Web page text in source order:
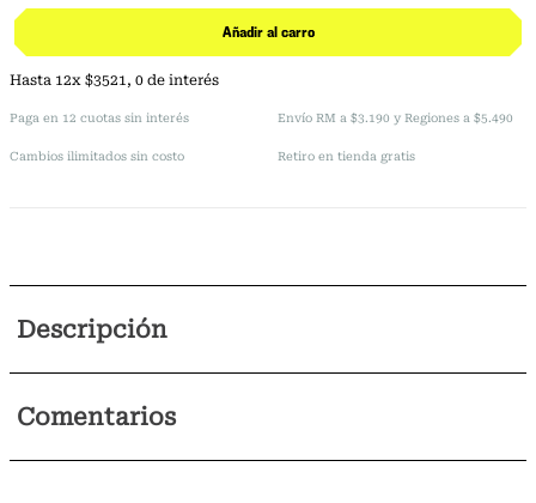
Añadir al carro
Hasta 12x $3521, 0 de interés
Paga en 12 cuotas sin interés Envío RM a $3.190 y Regiones a $5.490
Cambios ilimitados sin costo Retiro en tienda gratis
Descripción
Comentarios